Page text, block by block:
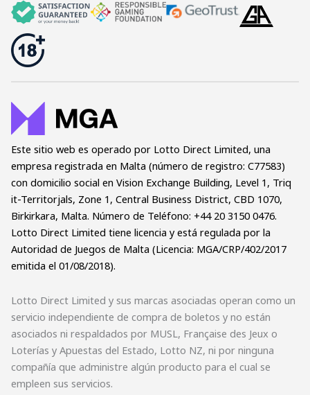
Este sitio web es operado por Lotto Direct Limited, una
empresa registrada en Malta (número de registro: C77583)
con domicilio social en Vision Exchange Building, Level 1, Triq
it-Territorjals, Zone 1, Central Business District, CBD 1070,
Birkirkara, Malta. Número de Teléfono: +44 20 3150 0476.
Lotto Direct Limited tiene licencia y está regulada por la
Autoridad de Juegos de Malta (Licencia: MGA/CRP/402/2017
emitida el 01/08/2018).
Lotto Direct Limited y sus marcas asociadas operan como un
servicio independiente de compra de boletos y no están
asociados ni respaldados por MUSL, Française des Jeux o
Loterías y Apuestas del Estado, Lotto NZ, ni por ninguna
compañía que administre algún producto para el cual se
empleen sus servicios.